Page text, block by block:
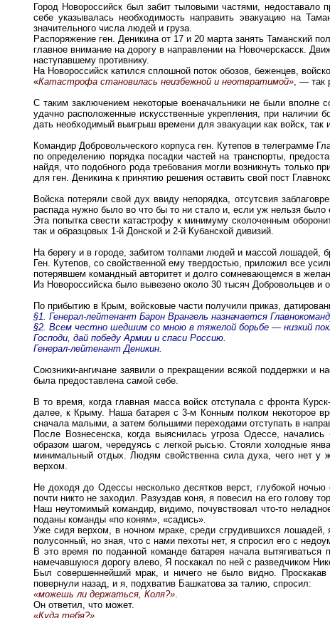
Город Новороссийск был забит тыловыми частями,
себе указывалась необходимость направить эвакуацию на
значительного числа людей и груза.
Распоряжение ген. Деникина от 17 и 20 марта занять Таманский
главное внимание на дорогу в направлении на Новочерскасск.
наступавшему противнику.
На Новороссийск катился сплошной поток обозов, беженцев,
«Катастрофа становилась неизбежной и неотвратимой» , — так
С таким заключением некоторые военачальники не были вполне
удачно расположенные искусственные укрепления, при наличии
дать необходимый выигрыш времени для эвакуации как войск, так
Командир Добровольческого корпуса ген. Кутепов в телеграмме
по определению порядка посадки частей на транспорты,
найдя, что подобного рода требования могли возникнуть только
для ген. Деникина к принятию решения оставить свой пост
Войска потеряли свой дух ввиду непорядка, отсутсвия
распада нужно было во что бы то ни стало и, если уж нельзя
Эта попытка свести катастрофу к минимуму сколоченным
так и образцовых 1-й Донской и 2-й Кубанской дивизий.
На берегу и в городе, забитом толпами людей и массой лошадей,
Ген. Кутепов, со свойственной ему твердостью, приложил все
потерявшем командный авторитет и долго сомневающемся в
Из Новороссийска было вывезено около 30 тысяч Добровольцев и
По прибытию в Крым, войсковые части получили приказ,
§1. Генерал-лейтенант Барон Врангель назначается
§2. Всем честно шедшим со мною в тяжелой борьбе — низкий
Господи, дай победу Армии и спаси Россию.
Генерал-лейтенант Деникин.
Союзники-ангичане заявили о прекращении всякой поддержки
была предоставлена самой себе.
В то время, когда главная масса войск отступала с фронта
далее, к Крыму. Наша батарея с 3-м Конным полком некоторое
сначала малыми, а затем большими переходами отступать в
После Вознесенска, когда выяснилась угроза Одессе,
образом шагом, чередуясь с легкой рысью. Стояли холодные
минимальный отдых. Людям свойственна сила духа, чего нет у
верхом.
Не доходя до Одессы несколько десятков верст, глубокой
почти никто не заходил. Разуздав коня, я повесил на его голову
Наш неутомимый командир, видимо, почувствовал что-то
поданы команды «по коням», «садись».
Уже сидя верхом, в ночном мраке, среди сгрудившихся лошадей,
полусонный, но зная, что с нами пехоты нет, я спросил его с
В это время по поданной команде батарея начала
намечавшуюся дорогу влево, Я поскакал по ней с разведчиком
Был совершеннейший мрак, и ничего не было видно.
повернули назад, и я, подхватив Башкатова за талию, спросил:
«можешь ли держаться, Коля?»
Он ответил, что может.
«Куда тебя?»